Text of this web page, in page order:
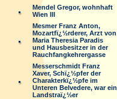
Mendel Gregor, wohnhaft
Wien III
Mesmer Franz Anton,
Mozartfï¿½rderer, Arzt von
Maria Theresia Paradis
und Hausbesitzer in der
Rauchfangkehrergasse
Messerschmidt Franz
Xaver, Schï¿½pfer der
Charakterkï¿½pfe im
Unteren Belvedere, war ein
Landstraï¿½er